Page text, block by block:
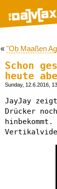
« "Ob Maaßen
Schon
heute
Sunday, 12.6.2016,
JayJay
Drücker